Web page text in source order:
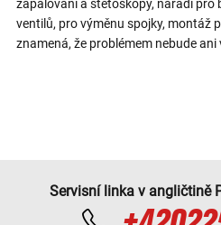
zapalování a stetoskopy, nářadí pro
ventilů, pro výměnu spojky, montáž
znamená, že problémem nebude
Servisní linka v angličtině